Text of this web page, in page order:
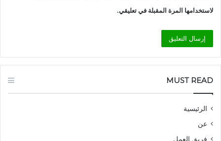
لاستخدامها المرة المقبلة في تعليقي.
MUST READ
الرئيسية
عن
فريق العمل